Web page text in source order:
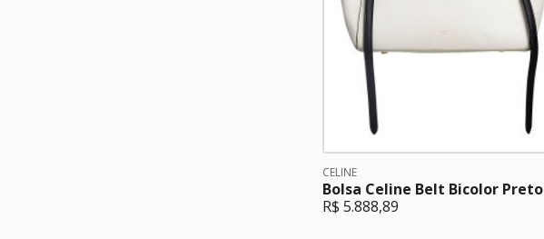
CELINE
Bolsa Celine Belt Bicolor Preto
R$ 5.888,89